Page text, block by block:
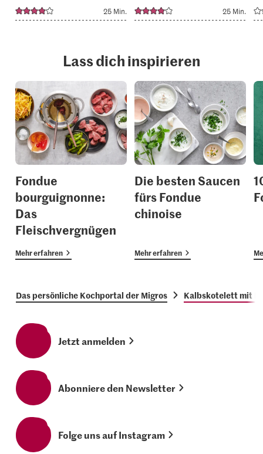
25 Min. 25 Min.
Lass dich inspirieren
Fondue
bourguignonne:
Das
Fleischvergnügen
Mehr erfahren
Die besten Saucen
fürs Fondue
chinoise
Mehr erfahren
Das persönliche Kochportal der Migros Kalbskotelett mit
Jetzt anmelden
Abonniere den Newsletter
Folge uns auf Instagram